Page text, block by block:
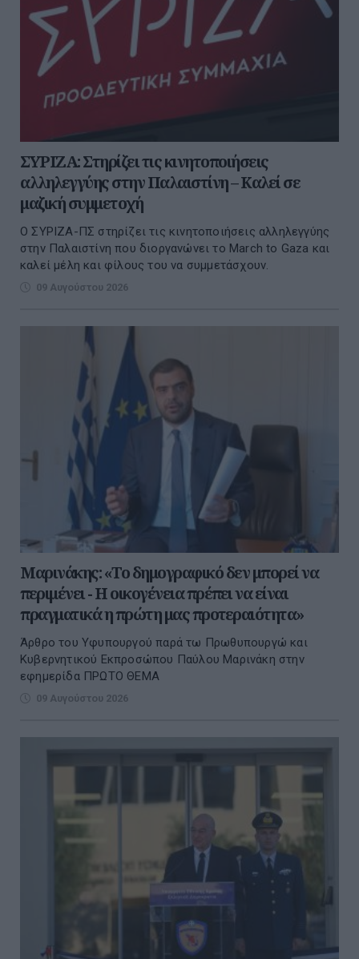
ΣΥΡΙΖΑ: Στηρίζει τις κινητοποιήσεις
αλληλεγγύης στην Παλαιστίνη – Καλεί σε
μαζική συμμετοχή
Ο ΣΥΡΙΖΑ-ΠΣ στηρίζει τις κινητοποιήσεις αλληλεγγύης
στην Παλαιστίνη που διοργανώνει το March to Gaza και
καλεί μέλη και φίλους του να συμμετάσχουν.
09 Αυγούστου 2026
Μαρινάκης: «Το δημογραφικό δεν μπορεί να
περιμένει - Η οικογένεια πρέπει να είναι
πραγματικά η πρώτη μας προτεραιότητα»
Άρθρο του Υφυπουργού παρά τω Πρωθυπουργώ και
Κυβερνητικού Εκπροσώπου Παύλου Μαρινάκη στην
εφημερίδα ΠΡΩΤΟ ΘΕΜΑ
09 Αυγούστου 2026